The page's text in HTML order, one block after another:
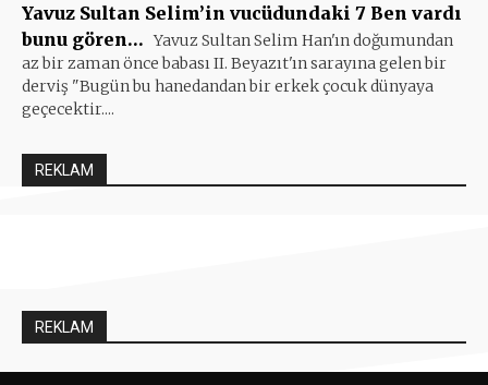
Yavuz Sultan Selim’in vucüdundaki 7 Ben vardı
bunu gören… Yavuz Sultan Selim Han'ın doğumundan
az bir zaman önce babası II. Beyazıt'ın sarayına gelen bir
derviş "Bugün bu hanedandan bir erkek çocuk dünyaya
geçecektir....
REKLAM
REKLAM